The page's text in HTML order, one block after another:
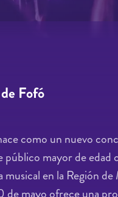
Fofó
como un nuevo
mayor de edad
en la Región